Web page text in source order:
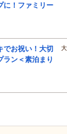
に！ファミリー
でお祝い！大切
ラン＜素泊まり